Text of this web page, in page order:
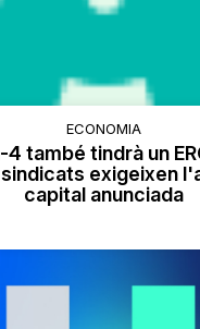
ECONOMIA
també tindrà un
exigeixen
capital anunciada